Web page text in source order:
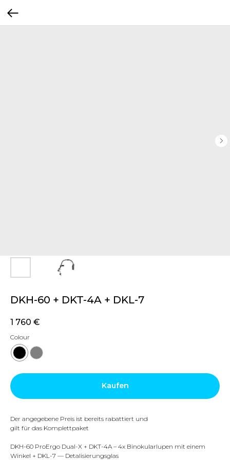
DKH-60 + DKT-4A + DKL-7
1 760 €
Colour
Kaufen
Der angegebene Preis ist bereits rabattiert und
gilt für das Komplettpaket
DKH-60 ProErgo Dual-X + DKT-4A – 4x Binokularlupen mit einem
Winkel + DKL-7 — Detalisierungsglas